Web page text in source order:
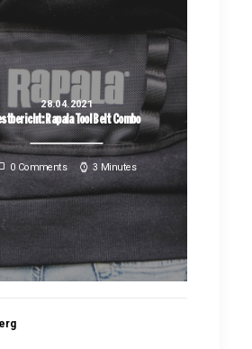
28.04.2021
Rapala Tool Belt Combo
0 Comments 3 Minutes